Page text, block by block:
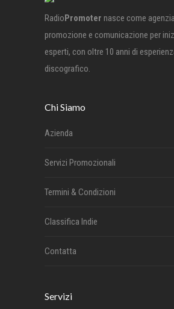
RadioPromoter nasce come
promozione e comunicazione per
esperti, con oltre 10 anni di
discografico.
Chi Siamo
Azienda
Servizi Promozionali
Termini & Condizioni
Classifica Indie
Contatta
Servizi